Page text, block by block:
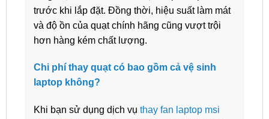
trước khi lắp đặt. Đồng thời, hiệu suất làm mát
và độ ồn của quạt chính hãng cũng vượt trội
hơn hàng kém chất lượng.
Chi phí thay quạt có bao gồm cả vệ sinh
laptop không?
Khi bạn sử dụng dịch vụ thay fan laptop msi